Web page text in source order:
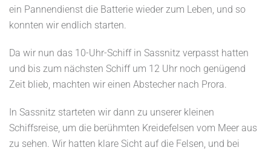
ein Pannendienst die Batterie wieder zum Leben, und so
konnten wir endlich starten.
Da wir nun das 10-Uhr-Schiff in Sassnitz verpasst hatten
und bis zum nächsten Schiff um 12 Uhr noch genügend
Zeit blieb, machten wir einen Abstecher nach Prora.
In Sassnitz starteten wir dann zu unserer kleinen
Schiffsreise, um die berühmten Kreidefelsen vom Meer aus
zu sehen. Wir hatten klare Sicht auf die Felsen, und bei